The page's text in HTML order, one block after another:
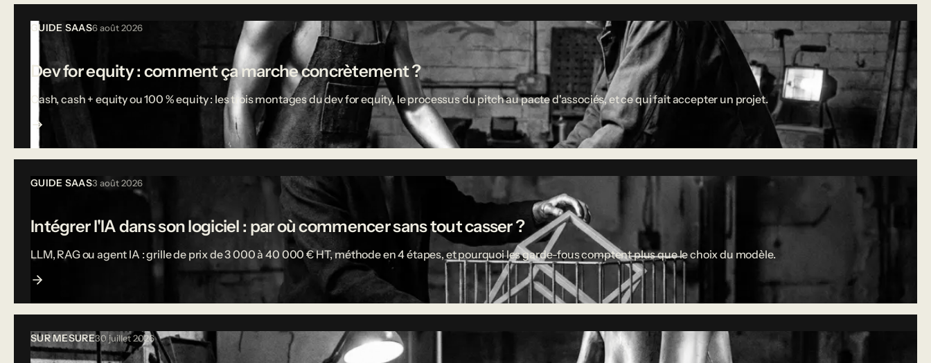
GUIDE SAAS6 août 2026
Dev for equity : comment ça marche concrètement ?
Cash, cash + equity ou 100 % equity : les trois montages du dev for equity, le processus du pitch au pacte d'associés, et ce qui fait accepter un projet.
GUIDE SAAS3 août 2026
Intégrer l'IA dans son logiciel : par où commencer sans tout casser ?
LLM, RAG ou agent IA : grille de prix de 3 000 à 40 000 € HT, méthode en 4 étapes, et pourquoi les garde-fous comptent plus que le choix du modèle.
SUR MESURE30 juillet 2026